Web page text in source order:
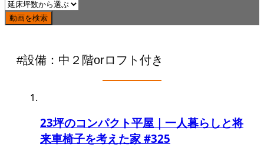
#設備：中２階orロフト付き
23坪のコンパクト平屋｜一人暮らしと将
来車椅子を考えた家 #325